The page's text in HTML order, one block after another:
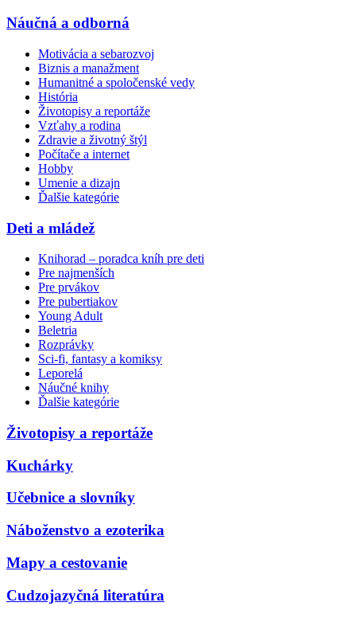
Náučná a odborná
Motivácia a sebarozvoj
Biznis a manažment
Humanitné a spoločenské vedy
História
Životopisy a reportáže
Vzťahy a rodina
Zdravie a životný štýl
Počítače a internet
Hobby
Umenie a dizajn
Ďalšie kategórie
Deti a mládež
Knihorad – poradca kníh pre deti
Pre najmenších
Pre prvákov
Pre pubertiakov
Young Adult
Beletria
Rozprávky
Sci-fi, fantasy a komiksy
Leporelá
Náučné knihy
Ďalšie kategórie
Životopisy a reportáže
Kuchárky
Učebnice a slovníky
Náboženstvo a ezoterika
Mapy a cestovanie
Cudzojazyčná literatúra